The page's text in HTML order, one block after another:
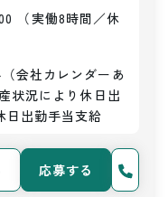
（実働8時間／休
会社カレンダーあ
状況により休日出
出勤手当支給
応募する